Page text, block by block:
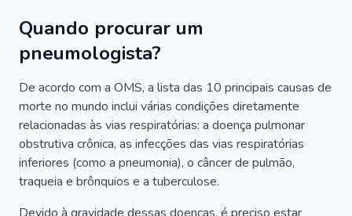
Quando procurar um
pneumologista?
De acordo com a OMS, a lista das 10 principais causas de
morte no mundo inclui várias condições diretamente
relacionadas às vias respiratórias: a doença pulmonar
obstrutiva crônica, as infecções das vias respiratórias
inferiores (como a pneumonia), o câncer de pulmão,
traqueia e brônquios e a tuberculose.